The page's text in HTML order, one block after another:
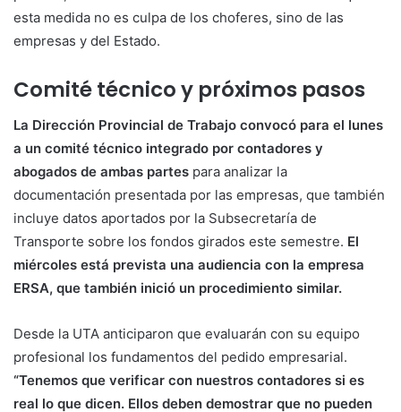
esta medida no es culpa de los choferes, sino de las
empresas y del Estado.
Comité técnico y próximos pasos
La Dirección Provincial de Trabajo convocó para el lunes
a un comité técnico integrado por contadores y
abogados de ambas partes para analizar la
documentación presentada por las empresas, que también
incluye datos aportados por la Subsecretaría de
Transporte sobre los fondos girados este semestre. El
miércoles está prevista una audiencia con la empresa
ERSA, que también inició un procedimiento similar.
Desde la UTA anticiparon que evaluarán con su equipo
profesional los fundamentos del pedido empresarial.
“Tenemos que verificar con nuestros contadores si es
real lo que dicen. Ellos deben demostrar que no pueden